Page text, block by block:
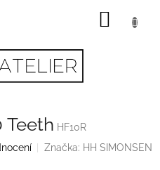
Teeth HF10R
Značka: HH SIMONSEN